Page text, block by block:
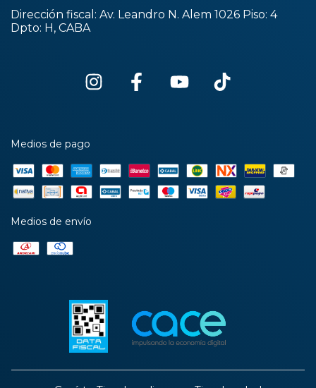
Dirección fiscal: Av. Leandro N. Alem 1026 Piso: 4
Dpto: H, CABA
Medios de pago
Medios de envío